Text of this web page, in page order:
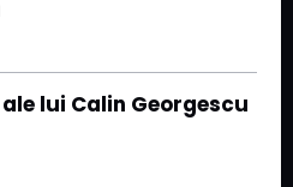
lui Calin Georgescu